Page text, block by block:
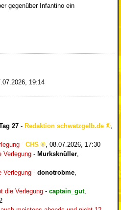
gegenüber Infantino ein
19:14
27 - Redaktion schwatzgelb.de
- CHS
08.07.2026, 17:30
Verlegung - Murksknüller
Verlegung - donotrobme
die Verlegung - captain_gut,